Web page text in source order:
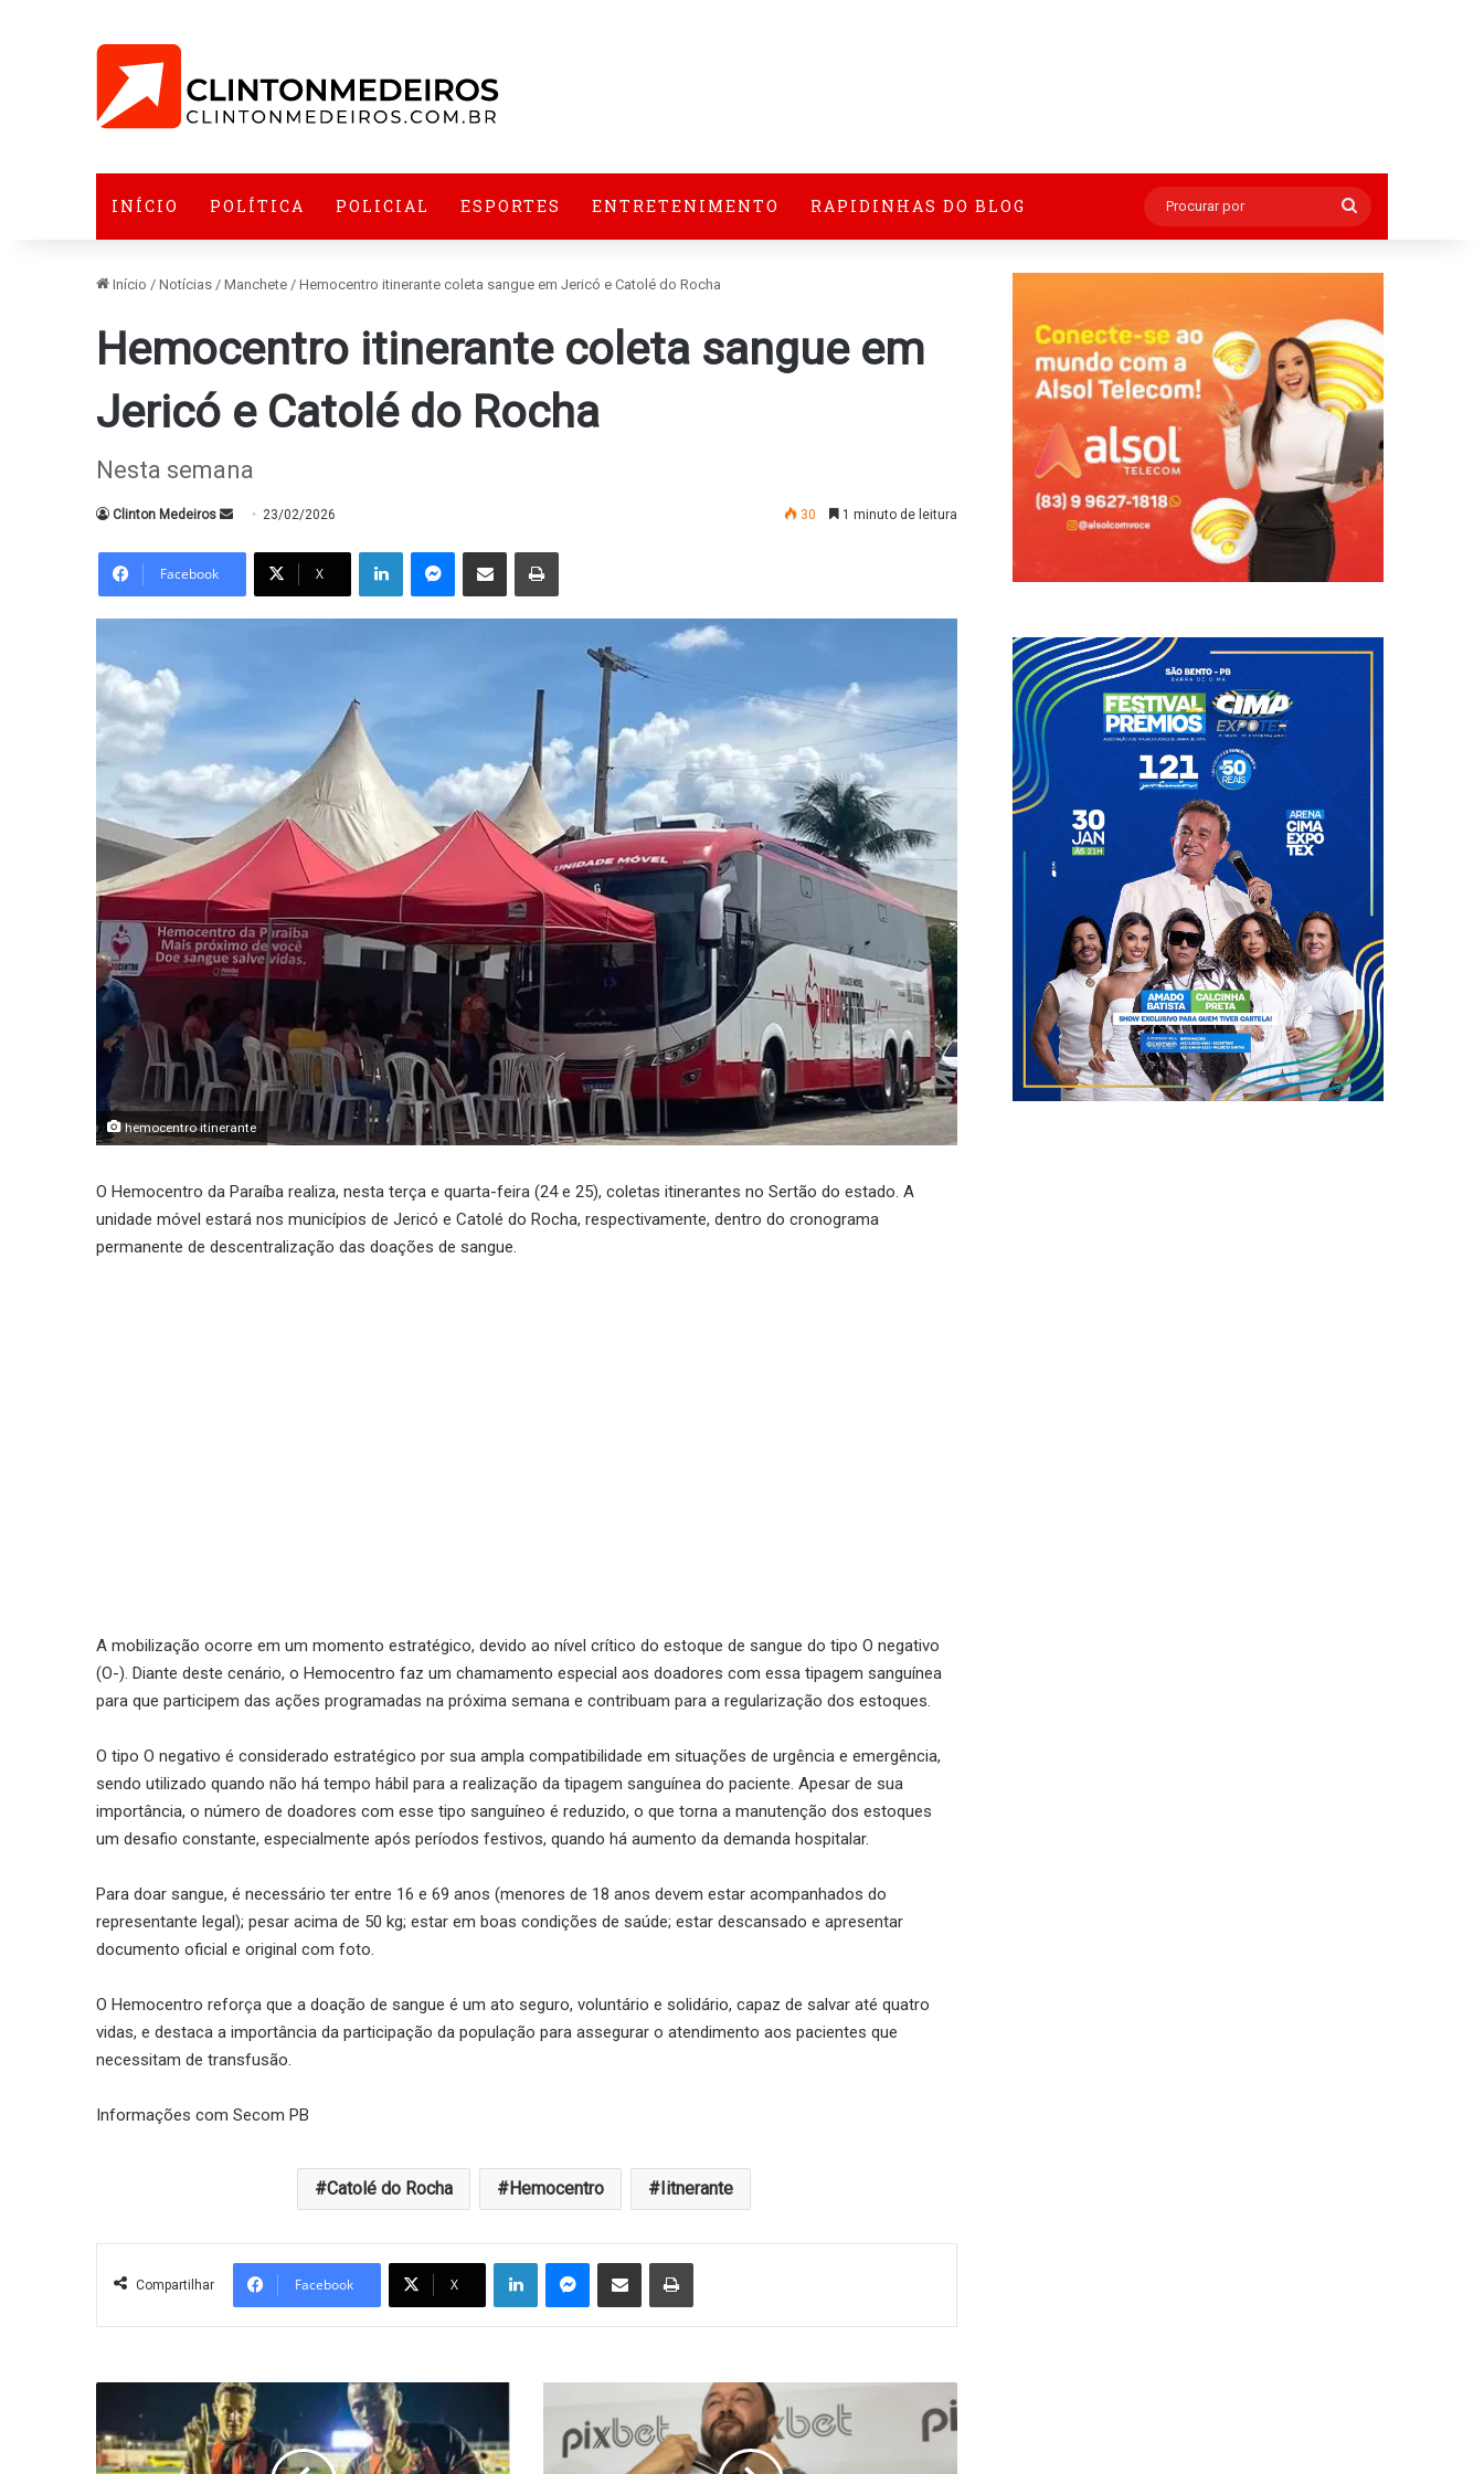
INÍCIO POLÍTICA POLICIAL ESPORTES ENTRETENIMENTO RAPIDINHAS DO BLOG
Procurar
por
Início / Notícias / Manchete / Hemocentro itinerante coleta sangue em Jericó e Catolé do Rocha
Hemocentro itinerante coleta sangue em
Jericó e Catolé do Rocha
Nesta semana
Clinton Medeiros
Mande
mail
23/02/2026 30 1 minuto de leitura
Facebook X
LinkedinMessenger
Compartilhar via e-mail Imprimir
hemocentro itinerante
O Hemocentro da Paraíba realiza, nesta terça e quarta-feira (24 e 25), coletas itinerantes no Sertão do estado. A
unidade móvel estará nos municípios de Jericó e Catolé do Rocha, respectivamente, dentro do cronograma
permanente de descentralização das doações de sangue.
A mobilização ocorre em um momento estratégico, devido ao nível crítico do estoque de sangue do tipo O negativo
(O-). Diante deste cenário, o Hemocentro faz um chamamento especial aos doadores com essa tipagem sanguínea
para que participem das ações programadas na próxima semana e contribuam para a regularização dos estoques.
O tipo O negativo é considerado estratégico por sua ampla compatibilidade em situações de urgência e emergência,
sendo utilizado quando não há tempo hábil para a realização da tipagem sanguínea do paciente. Apesar de sua
importância, o número de doadores com esse tipo sanguíneo é reduzido, o que torna a manutenção dos estoques
um desafio constante, especialmente após períodos festivos, quando há aumento da demanda hospitalar.
Para doar sangue, é necessário ter entre 16 e 69 anos (menores de 18 anos devem estar acompanhados do
representante legal); pesar acima de 50 kg; estar em boas condições de saúde; estar descansado e apresentar
documento oficial e original com foto.
O Hemocentro reforça que a doação de sangue é um ato seguro, voluntário e solidário, capaz de salvar até quatro
vidas, e destaca a importância da participação da população para assegurar o atendimento aos pacientes que
necessitam de transfusão.
Informações com Secom PB
Catolé do Rocha Hemocentro Iitnerante
Compartilhar Facebook X
LinkedinMessenger
Compartilhar via e-mail Imprimir
derrota
o
Atlético
Fernandes
demitido